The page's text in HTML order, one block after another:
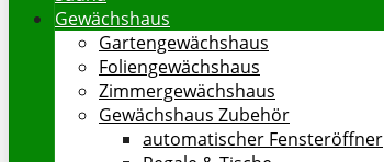
Gewächshaus
Gartengewächshaus
Foliengewächshaus
Zimmergewächshaus
Gewächshaus Zubehör
automatischer Fensteröffner